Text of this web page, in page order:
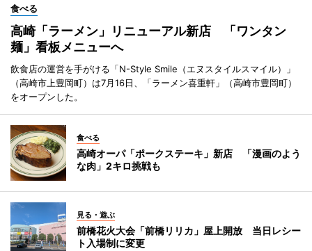
食べる
高崎「ラーメン」リニューアル新店 「ワンタン
麺」看板メニューへ
飲食店の運営を手がける「N-Style Smile（エヌスタイルスマイル）」
（高崎市上豊岡町）は7月16日、「ラーメン喜重軒」（高崎市豊岡町）
をオープンした。
食べる
高崎オーパ「ポークステーキ」新店 「漫画のよう
な肉」2キロ挑戦も
見る・遊ぶ
前橋花火大会「前橋リリカ」屋上開放 当日レシー
ト入場制に変更